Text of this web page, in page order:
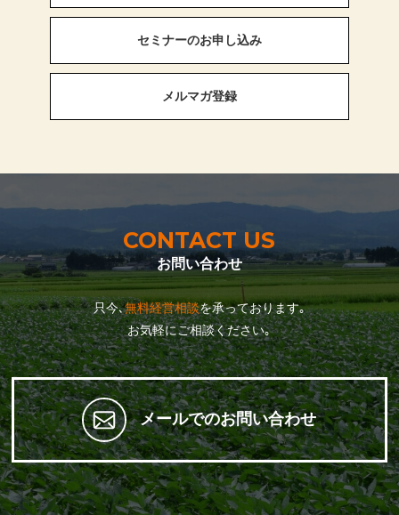
セミナーのお申し込み
メルマガ登録
CONTACT US
お問い合わせ
只今､無料経営相談を承っております｡
お気軽にご相談ください｡
メールでのお問い合わせ